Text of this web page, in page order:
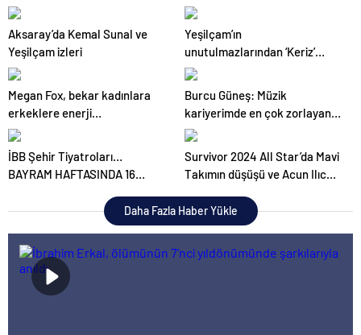
Kendimden çok eminim,
bulması için de her şeyi
Aksaray’da Kemal Sunal ve
Yeşilçam izleri
Yeşilçam’ın
unutulmazlarından ‘Keriz’
filminin çekildiği köyde izler
Megan Fox, bekar kadınlara
erkeklere enerji
harcamamaları konusunda
tavsiyelerde bulundu
Burcu Güneş: Müzik
kariyerimde en çok zorlayan
şey güvendiğim insanların
İBB Şehir Tiyatroları…
BAYRAM HAFTASINDA 16
KARŞISINDA!
Survivor 2024 All Star’da Mavi
Takımın düşüşü ve Acun Ilıcalı
Daha Fazla Haber Yükle